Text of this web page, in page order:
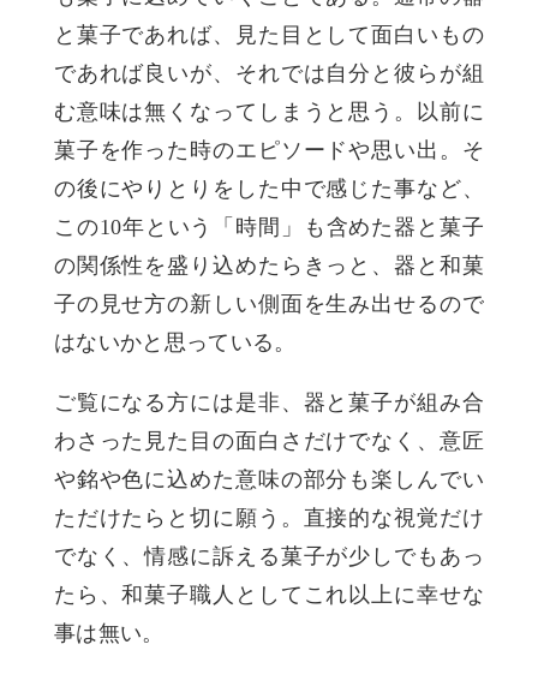
と菓子であれば、見た目として面白いもの
であれば良いが、それでは自分と彼らが組
む意味は無くなってしまうと思う。以前に
菓子を作った時のエピソードや思い出。そ
の後にやりとりをした中で感じた事など、
この10年という「時間」も含めた器と菓子
の関係性を盛り込めたらきっと、器と和菓
子の見せ方の新しい側面を生み出せるので
はないかと思っている。
ご覧になる方には是非、器と菓子が組み合
わさった見た目の面白さだけでなく、意匠
や銘や色に込めた意味の部分も楽しんでい
ただけたらと切に願う。直接的な視覚だけ
でなく、情感に訴える菓子が少しでもあっ
たら、和菓子職人としてこれ以上に幸せな
事は無い。